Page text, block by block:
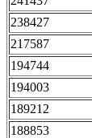
238427
217587
194744
194003
189212
188853